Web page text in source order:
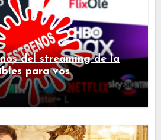
del streaming de la
para vos